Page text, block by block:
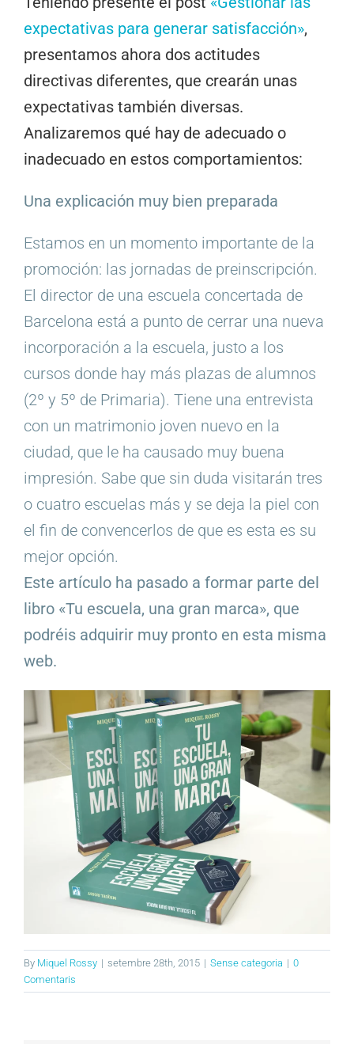
expectativas para generar satisfacción»,
presentamos ahora dos actitudes
directivas diferentes, que crearán unas
expectativas también diversas.
Analizaremos qué hay de adecuado o
inadecuado en estos comportamientos:
Una explicación muy bien preparada
Estamos en un momento importante de la
promoción: las jornadas de preinscripción.
El director de una escuela concertada de
Barcelona está a punto de cerrar una nueva
incorporación a la escuela, justo a los
cursos donde hay más plazas de alumnos
(2º y 5º de Primaria). Tiene una entrevista
con un matrimonio joven nuevo en la
ciudad, que le ha causado muy buena
impresión. Sabe que sin duda visitarán tres
o cuatro escuelas más y se deja la piel con
el fin de convencerlos de que es esta es su
mejor opción.
Este artículo ha pasado a formar parte del
libro «Tu escuela, una gran marca», que
podréis adquirir muy pronto en esta misma
web.
By Miquel Rossy | setembre 28th, 2015 | Sense categoria | 0
Comentaris